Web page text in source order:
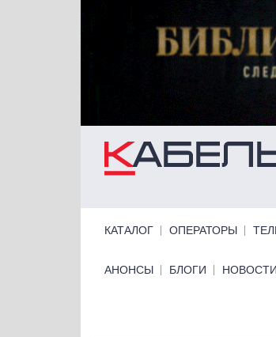
КАТАЛОГ ОПЕРАТОРЫ
Primary links bottom
АНОНСЫ БЛОГИ НОВОСТИ